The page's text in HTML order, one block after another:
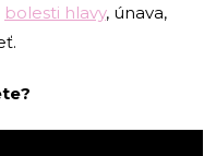
bolesti hlavy, únava,